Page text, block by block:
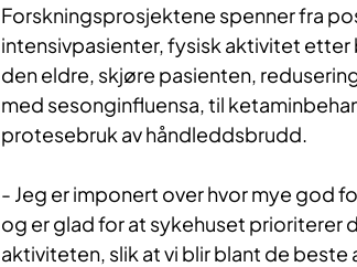
Forskningsprosjektene spenner fra
intensivpasienter, fysisk aktivitet
den eldre, skjøre pasienten,
med sesonginfluensa, til
protesebruk av håndleddsbrudd.
- Jeg er imponert over hvor mye god
og er glad for at sykehuset prioriterer
aktiviteten, slik at vi blir blant de beste